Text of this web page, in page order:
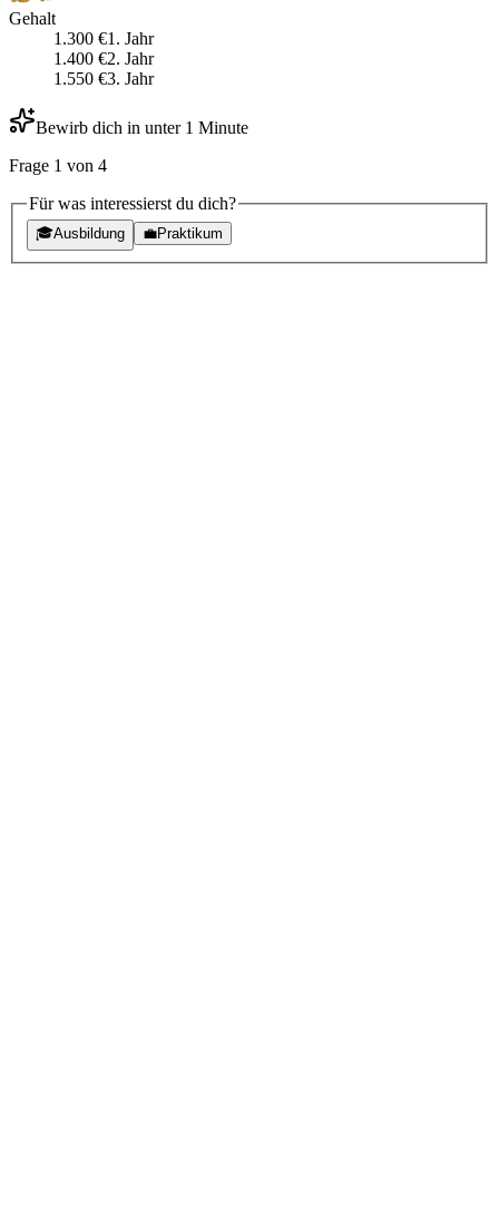
Gehalt
1.300 €1 . Jahr
1.400 €2. Jahr
1.550 €3. Jahr
Bewirb dich in unter 1 Minute
Frage 1 von 4
Für was interessierst du dich?
🎓Ausbildung 💼Praktikum